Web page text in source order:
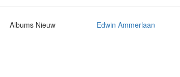
Albums Nieuw Edwin Ammerlaan